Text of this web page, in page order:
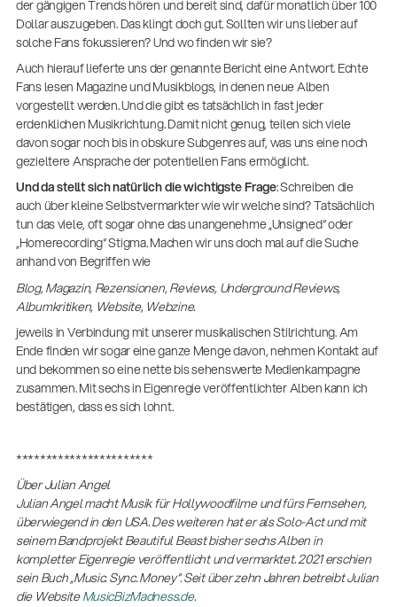
der gängigen Trends hören und bereit sind, dafür monatlich über 100
Dollar auszugeben. Das klingt doch gut. Sollten wir uns lieber auf
solche Fans fokussieren? Und wo finden wir sie?
Auch hierauf lieferte uns der genannte Bericht eine Antwort. Echte
Fans lesen Magazine und Musikblogs, in denen neue Alben
vorgestellt werden. Und die gibt es tatsächlich in fast jeder
erdenklichen Musikrichtung. Damit nicht genug, teilen sich viele
davon sogar noch bis in obskure Subgenres auf, was uns eine noch
gezieltere Ansprache der potentiellen Fans ermöglicht.
Und da stellt sich natürlich die wichtigste Frage: Schreiben die
auch über kleine Selbstvermarkter wie wir welche sind? Tatsächlich
tun das viele, oft sogar ohne das unangenehme „Unsigned“ oder
„Homerecording“ Stigma. Machen wir uns doch mal auf die Suche
anhand von Begriffen wie
Blog, Magazin, Rezensionen, Reviews, Underground Reviews,
Albumkritiken, Website, Webzine.
jeweils in Verbindung mit unserer musikalischen Stilrichtung. Am
Ende finden wir sogar eine ganze Menge davon, nehmen Kontakt auf
und bekommen so eine nette bis sehenswerte Medienkampagne
zusammen. Mit sechs in Eigenregie veröffentlichter Alben kann ich
bestätigen, dass es sich lohnt.
***********************
Über Julian Angel
Julian Angel macht Musik für Hollywoodfilme und fürs Fernsehen,
überwiegend in den USA. Des weiteren hat er als Solo-Act und mit
seinem Bandprojekt Beautiful Beast bisher sechs Alben in
kompletter Eigenregie veröffentlicht und vermarktet. 2021 erschien
sein Buch „Music. Sync. Money“. Seit über zehn Jahren betreibt Julian
die WebsiteMusicBizMadness.de.